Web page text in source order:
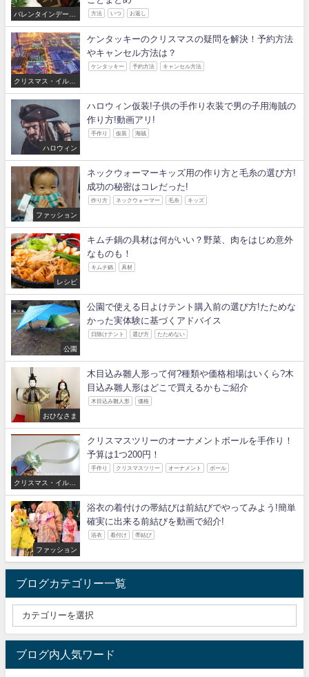
バレンタインデー・
ホワイトデー
方法 いつ お返し
クリスマス・イルミ
ネーション
ケンタッキーのクリスマスの疑問を解決！予約方法
やキャンセル方法は？
ケンタッキー 予約方法 キャンセル方法
ハロウィン
ハロウィン仮装!子供の手作り衣装で男の子用海賊の
作り方!動画アリ!
手作り 仮装 海賊
ファッション
ネックウォーマーキッズ用の作り方と毛糸の選び方!
成功の秘密はコレだった!
作り方 ネックウォーマー 毛糸 キッズ
レシピ
キムチ鍋の具材は何がいい？野菜、肉をはじめ意外
なものも！
キムチ鍋 具材
公園
公園で使える日よけテント購入前の選び方!たためな
かった実体験に基づくアドバイス
日除けテント 選び方 たためない
おひなさま
木目込み雛人形って何?種類や価格相場はいくら?木
目込み雛人形はどこで買えるかもご紹介
木目込み雛人形 価格
クリスマス・イルミ
ネーション
クリスマスツリーのオーナメントボールを手作り！
予算は1つ200円！
手作り クリスマスツリー オーナメント ボール
ファッション
浴衣の着付けの帯結びは前結びでやってみよう!簡単
確実に出来る前結びを動画で紹介!
浴衣 着付け 帯結び
ブログカテゴリー一覧
ブログ内人気ワード